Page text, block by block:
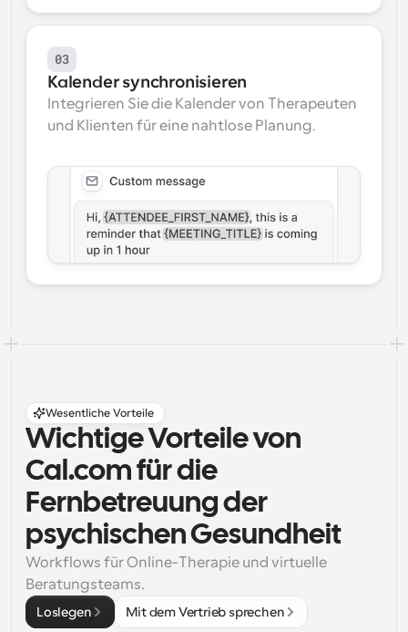
03
Kalender synchronisieren
Integrieren Sie die Kalender von Therapeuten
und Klienten für eine nahtlose Planung.
Wesentliche Vorteile
Wichtige Vorteile von
Cal.com für die
Fernbetreuung der
psychischen Gesundheit
Workflows für Online-Therapie und virtuelle
Beratungsteams.
Loslegen Mit dem Vertrieb sprechen